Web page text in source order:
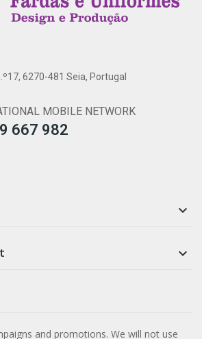
6270-481 Seia, Portugal
MOBILE NETWORK
667 982


and promotions. We will not use